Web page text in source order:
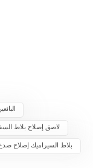
لاصق إصلاح بلاط
بلاط السيراميك إصلاح